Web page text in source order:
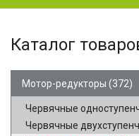
Каталог
Мотор-редукторы (372)
Червячные
Червячные